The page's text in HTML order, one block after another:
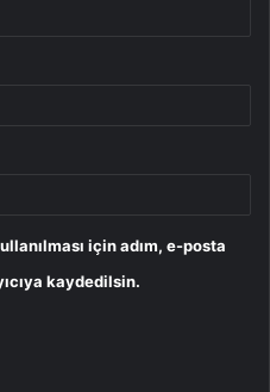
için adım, e-posta
kaydedilsin.